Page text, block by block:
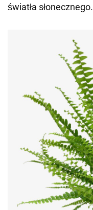
światła słonecznego.